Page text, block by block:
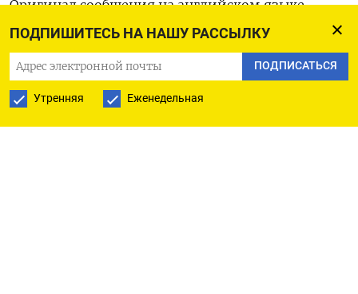
ПОДПИШИТЕСЬ НА НАШУ РАССЫЛКУ
ПОДПИСАТЬСЯ
Утренняя Еженедельная
Оригинал сообщения на английском языке
доступен по коду (Скотт Диcавино)
ПОДПИСАТЬСЯ НА ТЕЛЕГРАМ